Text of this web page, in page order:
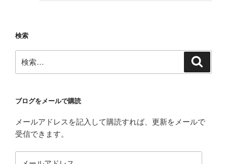
検索
索:
ブログをメールで購読
メールアドレスを記入して購読すれば、更新をメールで
受信できます。